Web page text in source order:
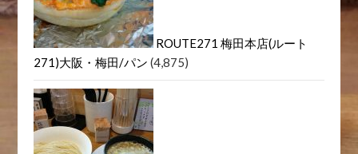
ROUTE271 梅田本店(ルート
271)大阪・梅田/パン (4,875)